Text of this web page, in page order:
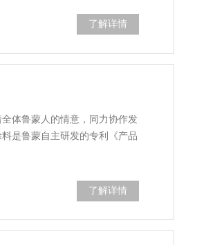
了解详情
体鲁蒙人的情意，同力协作发
是鲁蒙自主研发的专利《产品
了解详情